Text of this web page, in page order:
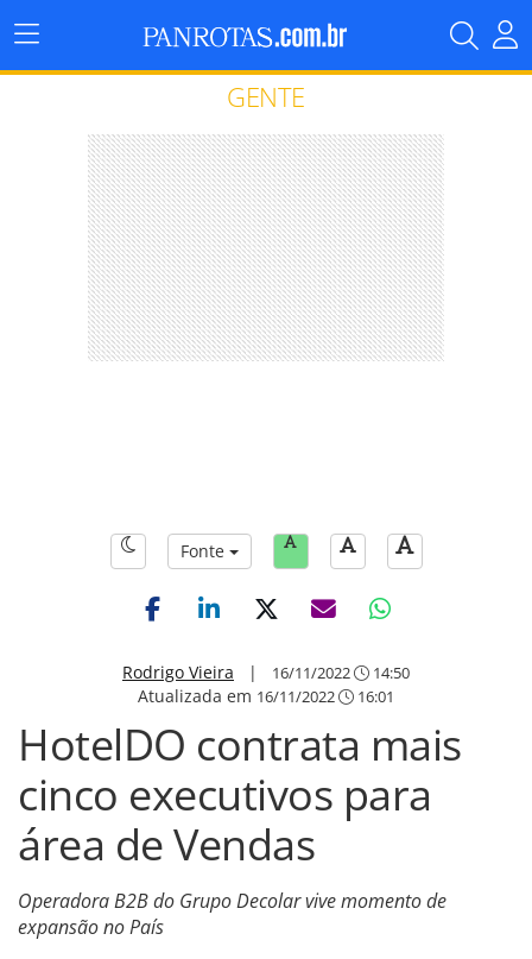
Menu
Principal
GENTE
Fonte
Rodrigo Vieira | 16/11/2022 14:50
Atualizada em 16/11/2022 16:01
HotelDO contrata mais
cinco executivos para
área de Vendas
Operadora B2B do Grupo Decolar vive momento de
expansão no País